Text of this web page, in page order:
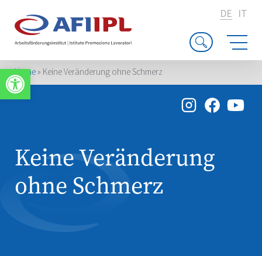
Werkzeugleiste öffnen
DE IT
Home» Keine Veränderung ohne Schmerz
Keine Veränderung
ohne Schmerz